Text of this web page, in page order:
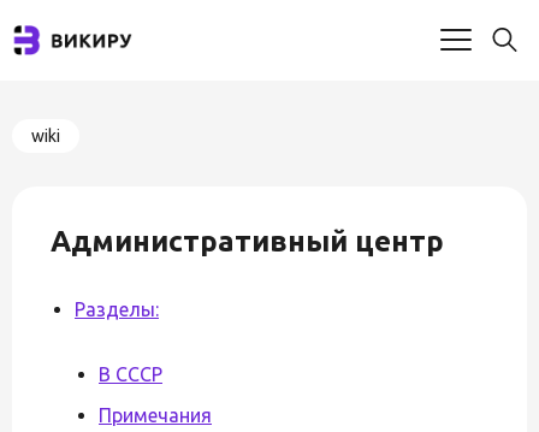
wiki
Административный центр
Разделы:
В СССР
Примечания